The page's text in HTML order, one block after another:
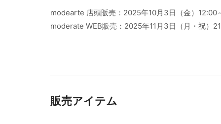
modearte 店頭販売：2025年10月3日（金）12:00
moderate WEB販売：2025年11月3日（月・祝）
販売アイテム